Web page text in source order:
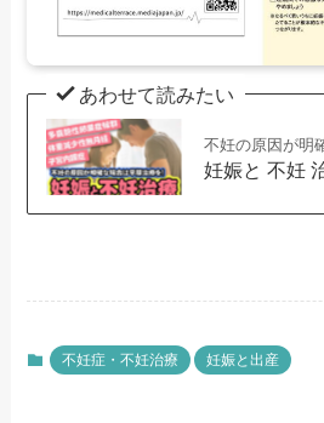
あわせて読みたい
不妊の原因が明
妊娠と 不妊
不妊症・不妊治療 妊娠と出産